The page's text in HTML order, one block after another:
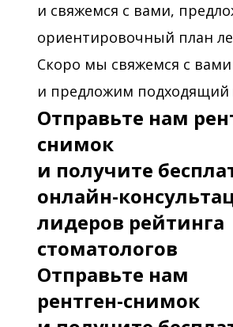
и свяжемся с вами,
ориентировочный план
Скоро мы свяжемся с вами
и предложим подходящий
Отправьте нам
снимок
и получите
онлайн-
лидеров рейтинга
стоматологов
Отправьте нам
рентген-снимок